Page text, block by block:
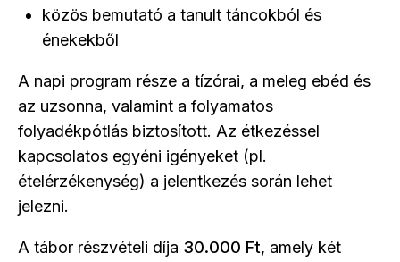
közös bemutató a tanult táncokból és
énekekből
A napi program része a tízórai, a meleg ebéd és
az uzsonna, valamint a folyamatos
folyadékpótlás biztosított. Az étkezéssel
kapcsolatos egyéni igényeket (pl.
ételérzékenység) a jelentkezés során lehet
jelezni.
A tábor részvételi díja 30.000 Ft, amely két